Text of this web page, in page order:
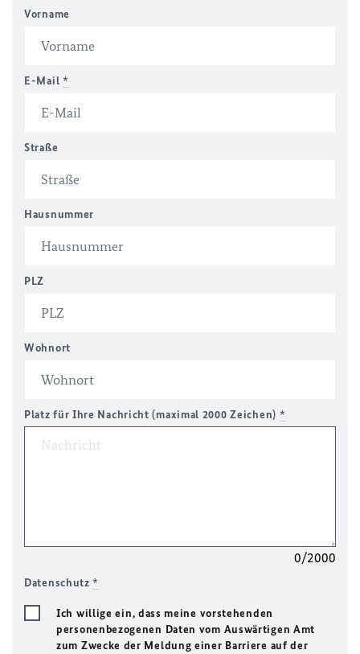
Vorname
E-Mail *
Straße
Hausnummer
PLZ
Wohnort
Platz für Ihre Nachricht (maximal 2000 Zeichen) *
0/2000
Datenschutz*
Ich willige ein, dass meine vorstehenden
personenbezogenen Daten vom Auswärtigen Amt
zum Zwecke der Meldung einer Barriere auf der